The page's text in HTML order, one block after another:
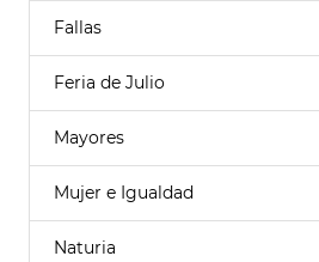
Fallas
Feria de Julio
Mayores
Mujer e Igualdad
Naturia